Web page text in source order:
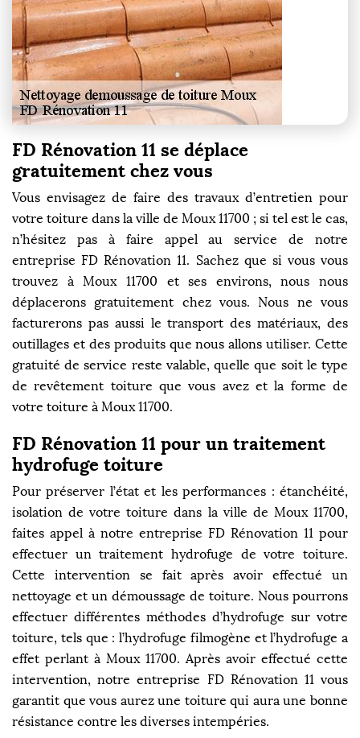
FD Rénovation 11 se déplace
gratuitement chez vous
Vous envisagez de faire des travaux d’entretien pour
votre toiture dans la ville de Moux 11700 ; si tel est le cas,
n’hésitez pas à faire appel au service de notre
entreprise FD Rénovation 11. Sachez que si vous vous
trouvez à Moux 11700 et ses environs, nous nous
déplacerons gratuitement chez vous. Nous ne vous
facturerons pas aussi le transport des matériaux, des
outillages et des produits que nous allons utiliser. Cette
gratuité de service reste valable, quelle que soit le type
de revêtement toiture que vous avez et la forme de
votre toiture à Moux 11700.
FD Rénovation 11 pour un traitement
hydrofuge toiture
Pour préserver l’état et les performances : étanchéité,
isolation de votre toiture dans la ville de Moux 11700,
faites appel à notre entreprise FD Rénovation 11 pour
effectuer un traitement hydrofuge de votre toiture.
Cette intervention se fait après avoir effectué un
nettoyage et un démoussage de toiture. Nous pourrons
effectuer différentes méthodes d’hydrofuge sur votre
toiture, tels que : l’hydrofuge filmogène et l’hydrofuge a
effet perlant à Moux 11700. Après avoir effectué cette
intervention, notre entreprise FD Rénovation 11 vous
garantit que vous aurez une toiture qui aura une bonne
résistance contre les diverses intempéries.